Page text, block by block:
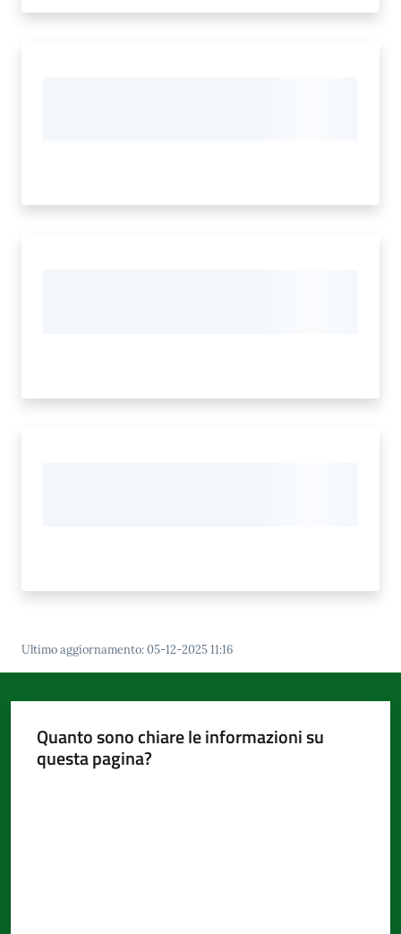
Ultimo aggiornamento:05-12-2025 11:16
Quanto sono chiare le informazioni su
questa pagina?